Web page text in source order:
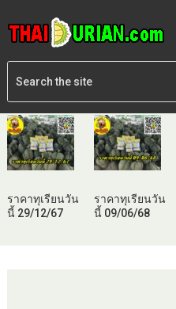
ราคาทุเรียนวัน
นี้ 29/12/67
ราคาทุเรียนวัน
นี้ 09/06/68